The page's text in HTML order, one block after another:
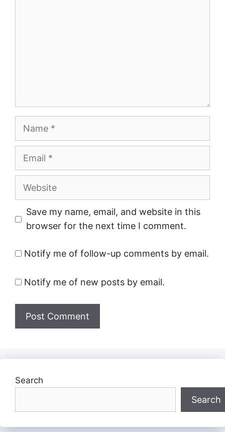
Name
Email
Website
Save my name, email, and website in this
browser for the next time I comment.
Notify me of follow-up comments by email.
Notify me of new posts by email.
Search
Search